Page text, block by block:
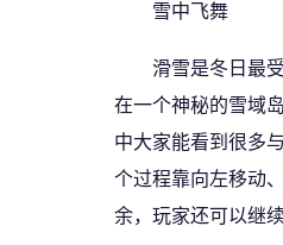
雪中飞舞
滑雪是冬日最
在一个神秘的雪域
中大家能看到很多
个过程靠向左移动
余，玩家还可以继